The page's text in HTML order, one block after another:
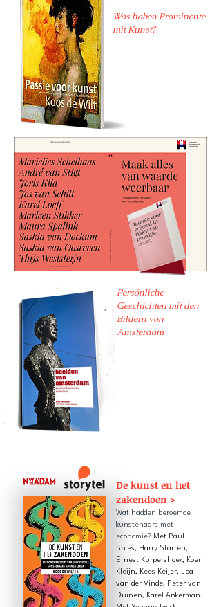
Was haben Prominente
mit Kunst?
Persönliche
Geschichten mit den
Bildern von
Amsterdam
De kunst en het
zakendoen >
Wat hadden beroemde
kunstenaars met
economie? Met Paul
Spies, Harry Starren,
Ernest Kurpershoek, Koen
Kleijn, Kees Keijer, Lea
van der Vinde, Peter van
Duinen, Karel Ankerman.